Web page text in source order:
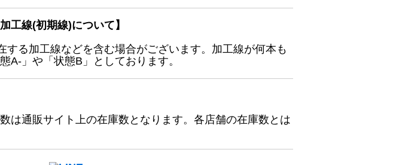
工線(初期線)について】
する加工線などを含む場合がございます。加工線が何本も
A-」や「状態B」としております。
は通販サイト上の在庫数となります。各店舗の在庫数とは